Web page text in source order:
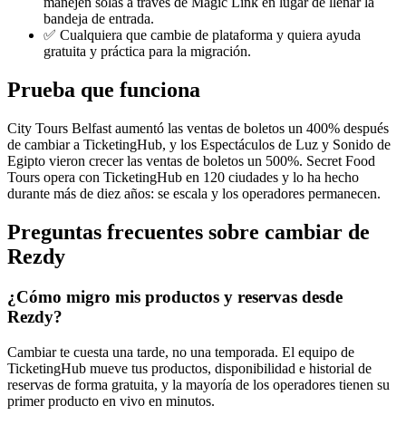
bandeja de entrada.
✅ Cualquiera que cambie de plataforma y quiera ayuda
gratuita y práctica para la migración.
Prueba que funciona
City Tours Belfast aumentó las ventas de boletos un 400% después
de cambiar a TicketingHub, y los Espectáculos de Luz y Sonido de
Egipto vieron crecer las ventas de boletos un 500%. Secret Food
Tours opera con TicketingHub en 120 ciudades y lo ha hecho
durante más de diez años: se escala y los operadores permanecen.
Preguntas frecuentes sobre cambiar de
Rezdy
¿Cómo migro mis productos y reservas desde
Rezdy?
Cambiar te cuesta una tarde, no una temporada. El equipo de
TicketingHub mueve tus productos, disponibilidad e historial de
reservas de forma gratuita, y la mayoría de los operadores tienen su
primer producto en vivo en minutos.